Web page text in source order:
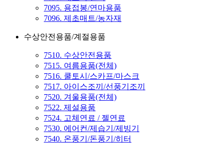
7095. 용접봉/연마용품
7096. 제초매트/농자재
수상안전용품/계절용품
7510. 수상안전용품
7515. 여름용품(전체)
7516. 쿨토시/스카프/마스크
7517. 아이스조끼/선풍기조끼
7520. 겨울용품(전체)
7522. 제설용품
7524. 고체연료 / 젤연료
7530. 에어컨/제습기/제빙기
7540. 온풍기/돈풍기/히터